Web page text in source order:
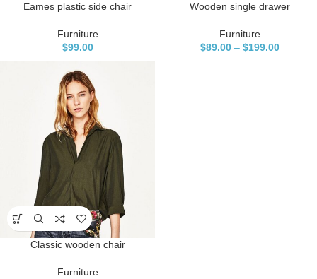
Eames plastic side chair
Furniture
$99.00
Wooden single drawer
Furniture
$89.00 – $199.00
Classic wooden chair
Furniture